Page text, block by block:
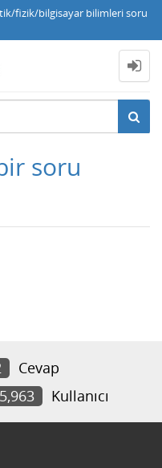
fizik/bilgisayar bilimleri soru
soru
Cevap
Kullanıcı